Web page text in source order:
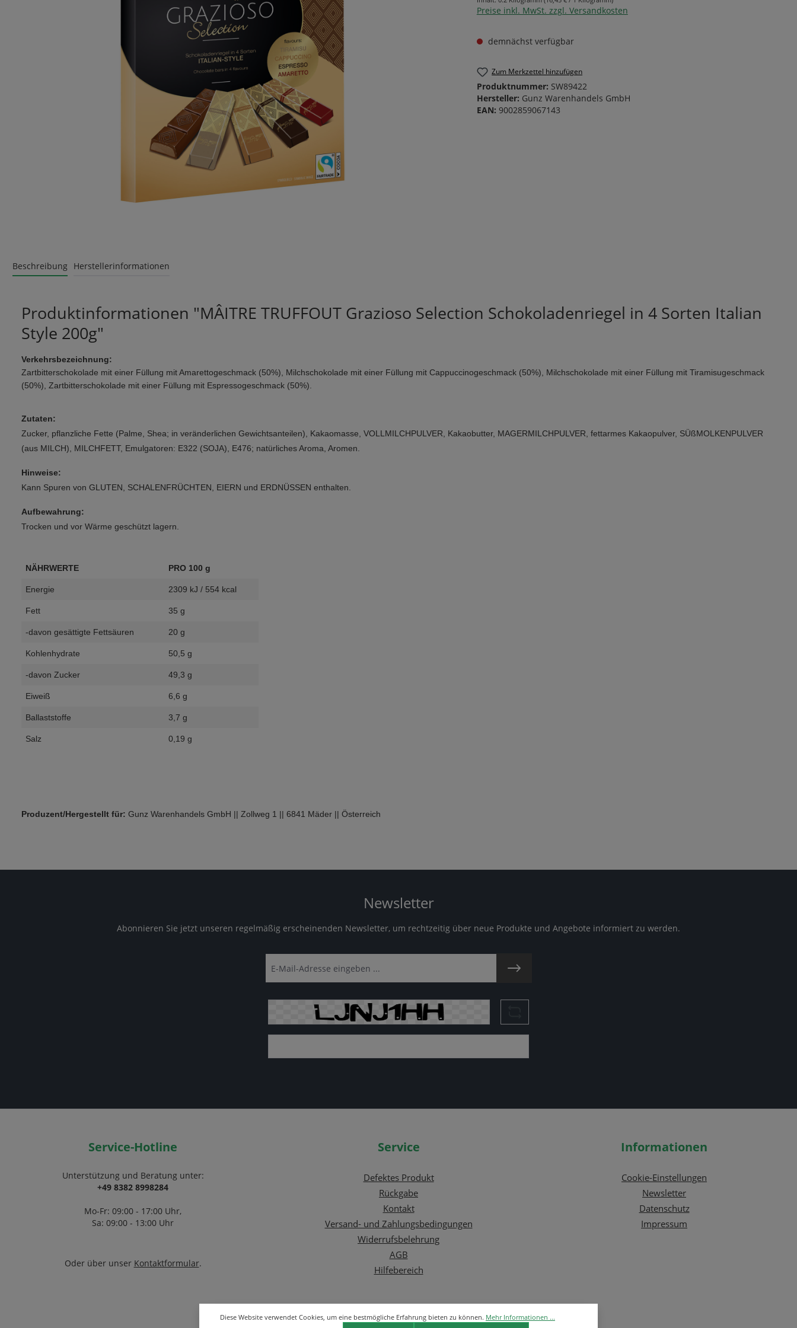
Bohnen- und Gemüsekonserven
Fischkonserven
Obstkonserven
Fleisch- und Wurstkonserven
Nudel- & Reisgerichte
Suppen
Preise inkl. MwSt. zzgl. Versandkosten
demnächst verfügbar
Zum Merkzettel hinzufügen
Produktnummer: SW89422
Hersteller: Gunz Warenhandels GmbH
EAN: 9002859067143
Beschreibung Herstellerinformationen
Produktinformationen "MÂITRE TRUFFOUT Grazioso Selection Schokoladenriegel in 4 Sorten Italian
Style 200g"
Verkehrsbezeichnung:
Zartbitterschokolade mit einer Füllung mit Amarettogeschmack (50%), Milchschokolade mit einer Füllung mit Cappuccinogeschmack (50%), Milchschokolade mit einer Füllung mit Tiramisugeschmack
(50%), Zartbitterschokolade mit einer Füllung mit Espressogeschmack (50%).
Zutaten:
Zucker, pflanzliche Fette (Palme, Shea; in veränderlichen Gewichtsanteilen), Kakaomasse, VOLLMILCHPULVER, Kakaobutter, MAGERMILCHPULVER, fettarmes Kakaopulver, SÜßMOLKENPULVER
(aus MILCH), MILCHFETT, Emulgatoren: E322 (SOJA), E476; natürliches Aroma, Aromen.
Hinweise:
Kann Spuren von GLUTEN, SCHALENFRÜCHTEN, EIERN und ERDNÜSSEN enthalten.
Aufbewahrung:
Trocken und vor Wärme geschützt lagern.
NÄHRWERTE PRO 100 g
Energie 2309 kJ / 554 kcal
Fett 35 g
-davon gesättigte Fettsäuren 20 g
Kohlenhydrate 50,5 g
-davon Zucker 49,3 g
Eiweiß 6,6 g
Ballaststoffe 3,7 g
Salz 0,19 g
Produzent/Hergestellt für: Gunz Warenhandels GmbH || Zollweg 1 || 6841 Mäder || Österreich
Newsletter
Abonnieren Sie jetzt unseren regelmäßig erscheinenden Newsletter, um rechtzeitig über neue Produkte und Angebote informiert zu werden.
Service-Hotline
Unterstützung und Beratung unter:
+49 8382 8998284
Mo-Fr: 09:00 - 17:00 Uhr,
Sa: 09:00 - 13:00 Uhr
Oder über unser Kontaktformular.
Service
Defektes Produkt
Rückgabe
Kontakt
Versand- und Zahlungsbedingungen
Widerrufsbelehrung
AGB
Hilfebereich
Informationen
Cookie-Einstellungen
Newsletter
Datenschutz
Impressum
Diese Website verwendet Cookies, um eine bestmögliche Erfahrung bieten zu können. Mehr Informationen ...